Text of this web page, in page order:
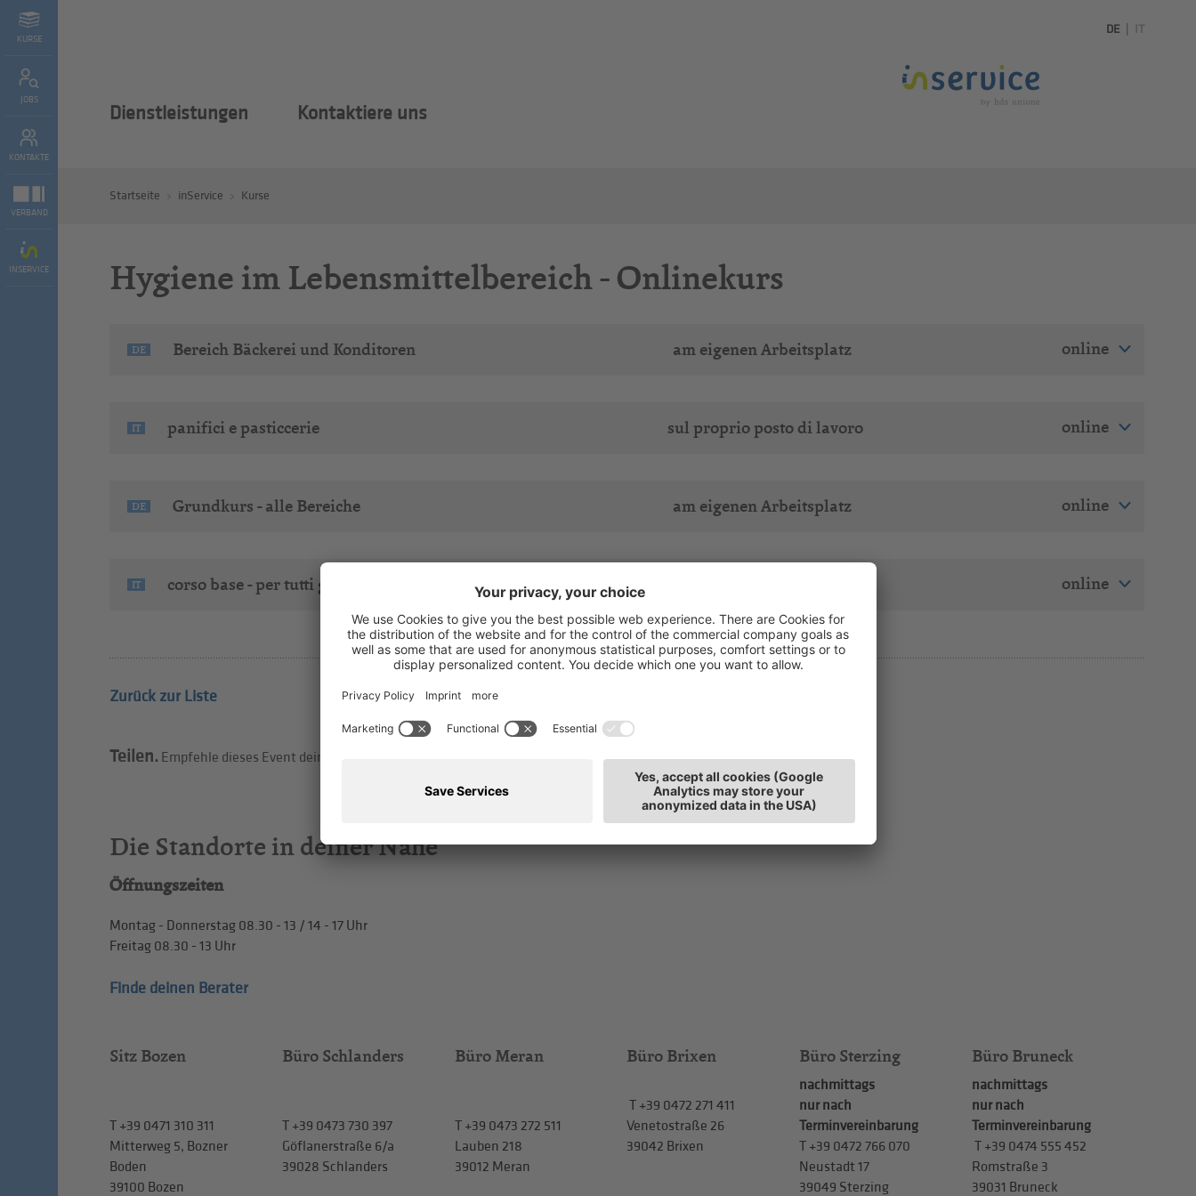
KURSE
JOBS
KONTAKTE
VERBAND
INSERVICE
DE IT
Dienstleistungen Kontaktiere uns
Startseite inService Kurse
Hygiene im Lebensmittelbereich - Onlinekurs
DE Bereich Bäckerei und Konditoren am eigenen Arbeitsplatz online
IT panifici e pasticcerie sul proprio posto di lavoro online
DE Grundkurs - alle Bereiche am eigenen Arbeitsplatz online
IT corso base - per tutti gli ambiti online
Zurück zur Liste
Teilen. Empfehle dieses Event deinen Freunden weiter.
Die Standorte in deiner Nähe
Öffnungszeiten
Montag - Donnerstag 08.30 - 13 / 14 - 17 Uhr
Freitag 08.30 - 13 Uhr
Finde deinen Berater
Sitz Bozen
T+39 0471 310 311
Mitterweg 5, Bozner
Boden
39100 Bozen
Büro Schlanders
T+39 0473 730 397
Göflanerstraße 6/a
39028 Schlanders
Büro Meran
T+39 0473 272 511
Lauben 218
39012 Meran
Büro Brixen
T +39 0472 271 411
Venetostraße 26
39042 Brixen
Büro Sterzing
nachmittags
nur nach
Terminvereinbarung
T +39 0472 766 070
Neustadt 17
39049 Sterzing
Büro Bruneck
nachmittags
nur nach
Terminvereinbarung
T +39 0474 555 452
Romstraße 3
39031 Bruneck